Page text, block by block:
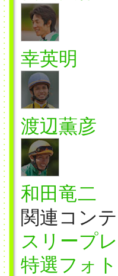
幸英明
渡辺薫彦
和田竜二
関連コン
スリープ
特選フォ